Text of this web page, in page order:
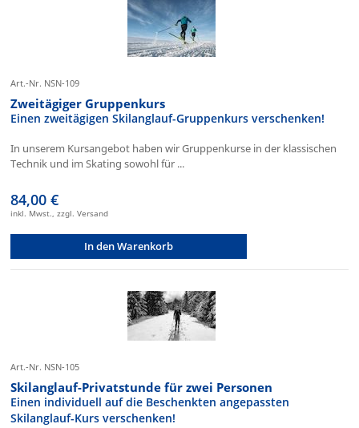
Art.-Nr. NSN-109
Zweitägiger Gruppenkurs
Einen zweitägigen Skilanglauf-Gruppenkurs verschenken!
In unserem Kursangebot haben wir Gruppenkurse in der klassischen
Technik und im Skating sowohl für ...
84,00 €
inkl. Mwst., zzgl. Versand
In den Warenkorb
Art.-Nr. NSN-105
Skilanglauf-Privatstunde für zwei Personen
Einen individuell auf die Beschenkten angepassten
Skilanglauf-Kurs verschenken!